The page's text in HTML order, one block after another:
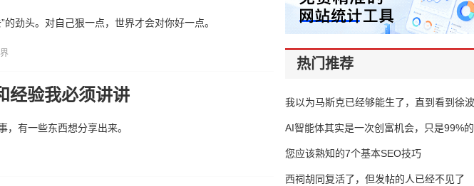
劲头。对自己狠一点，世界才会对你好一点。
经验我必须讲讲
有一些东西想分享出来。
热门推荐
我以为马斯克已经够能生了，直到看到
AI智能体其实是一次创富机会，只是99%
错过了
您应该熟知的7个基本SEO技巧
西祠胡同复活了，但发帖的人已经不见了